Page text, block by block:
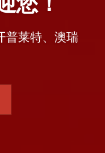
普莱特、澳瑞